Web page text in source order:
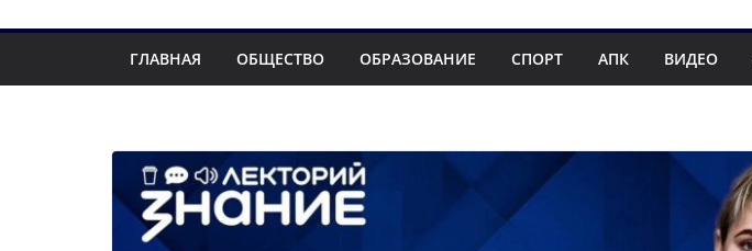
ГЛАВНАЯ ОБЩЕСТВО ОБРАЗОВАНИЕ СПОРТ АПК ВИДЕО